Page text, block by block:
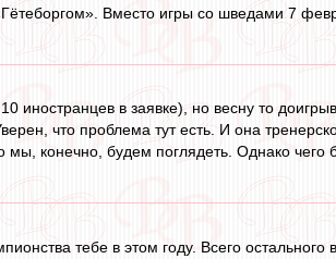
Вместо игры со шведами 7
иностранцев в заявке), но весну то
что проблема тут есть. И она
мы, конечно, будем поглядеть. Однако
тебе в этом году. Всего